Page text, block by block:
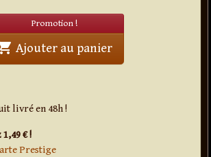
livré en 48h !
€ !
Prestige
Promotion !
Ajouter au panier' . Elastiques